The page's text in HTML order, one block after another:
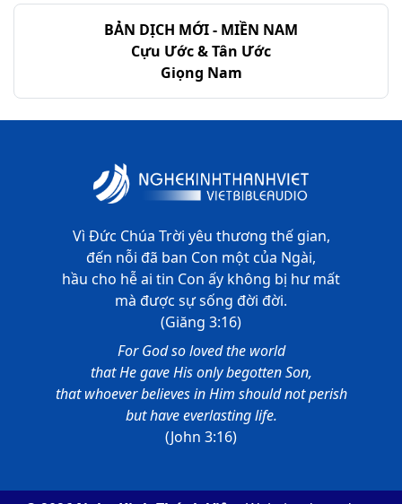
BẢN DỊCH MỚI - MIỀN NAM
Cựu Ước & Tân Ước
Giọng Nam
Vì Đức Chúa Trời yêu thương thế gian,
đến nỗi đã ban Con một của Ngài,
hầu cho hễ ai tin Con ấy không bị hư mất
mà được sự sống đời đời.
(Giăng 3:16)
For God so loved the world
that He gave His only begotten Son,
that whoever believes in Him should not perish
but have everlasting life.
(John 3:16)